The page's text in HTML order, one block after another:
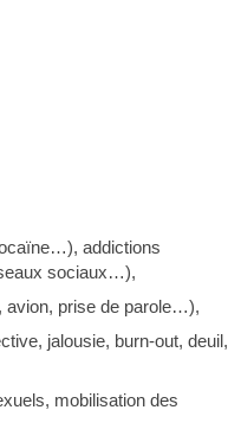
addictions
sociaux…),
avion, prise de parole…),
jalousie, burn-out, deuil,
mobilisation des